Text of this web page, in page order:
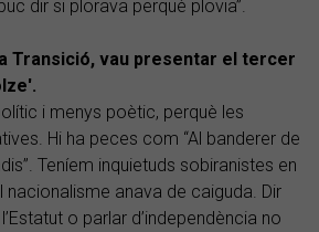
dir si plorava perquè plovia”.
Transició, vau presentar el tercer
i menys poètic, perquè les
Hi ha peces com “Al banderer de
Teníem inquietuds sobiranistes en
nacionalisme anava de caiguda. Dir
o parlar d’independència no